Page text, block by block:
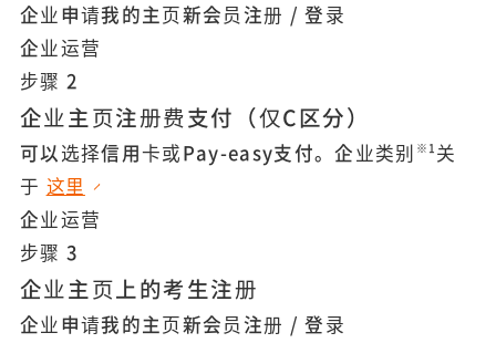
企业申请我的主页新会员注册 / 登录
企业运营
步骤 2
企业主页注册费支付 （仅C区分）
可以选择信用卡或Pay-easy支付。企业类别 ※1 关
于 这里
企业运营
步骤 3
企业主页上的考生注册
企业申请我的主页新会员注册 / 登录